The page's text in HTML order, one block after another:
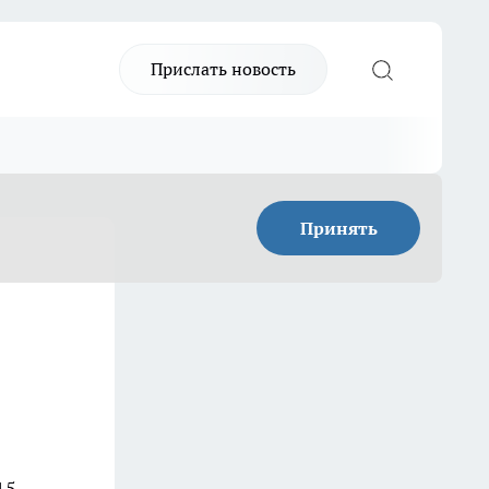
Прислать новость
Принять